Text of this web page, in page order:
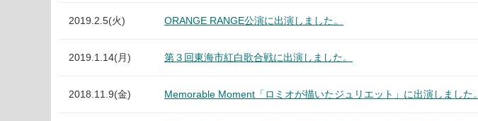
2019.2.5(火) ORANGE RANGE公演に出演しました。
2019.1.14(月) 第３回東海市紅白歌合戦に出演しました。
2018.11.9(金) Memorable Moment「ロミオが描いたジュリエット」に出演しました。